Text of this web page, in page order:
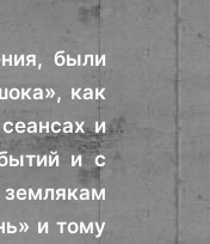
были
как
и
и с
и тому